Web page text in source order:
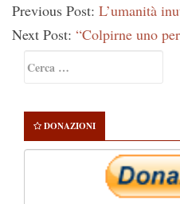
Previous Post: L’umanità
Next Post: “Colpirne uno
Sidebar
per:
DONAZIONI